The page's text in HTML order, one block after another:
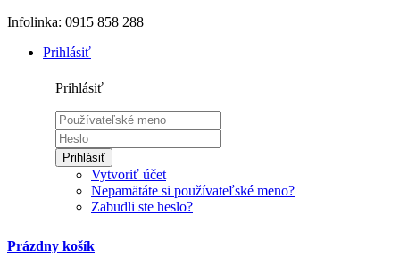
Infolinka: 0915 858 288
Prihlásiť
Prihlásiť
Prihlásiť
Vytvoriť účet
Nepamätáte si používateľské meno?
Zabudli ste heslo?
Prázdny košík